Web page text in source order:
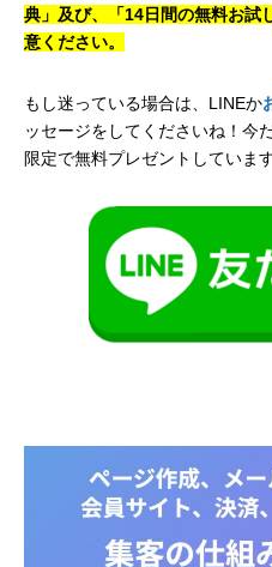
典」及び、「14日間の無料お試
意ください。
もし迷っている場合は、LINEか
ッセージをしてくださいね！今
限定で無料プレゼントしていま